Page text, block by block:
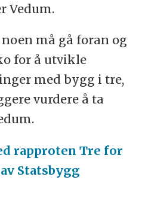
Vedum.
må gå foran og
for å utvikle
med bygg i tre,
vurdere å ta
rapproten Tre for
Statsbygg